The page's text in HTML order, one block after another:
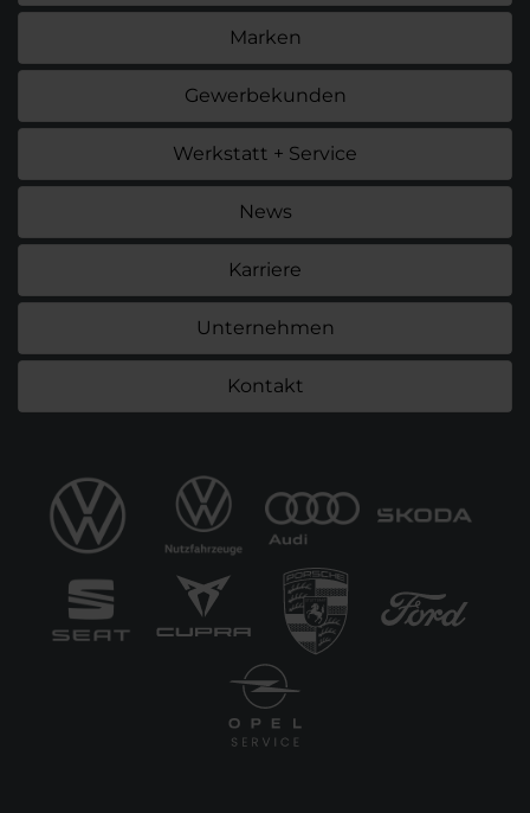
Marken
Gewerbekunden
Werkstatt + Service
News
Karriere
Unternehmen
Kontakt